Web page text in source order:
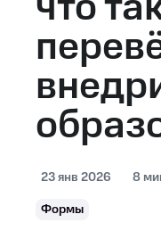
23 янв 2026 8
Формы